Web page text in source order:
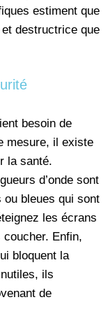
estiment que
destructrice que
besoin de
mesure, il existe
la santé.
d’onde sont
ou bleues qui sont
les écrans
coucher. Enfin,
bloquent la
ils
de